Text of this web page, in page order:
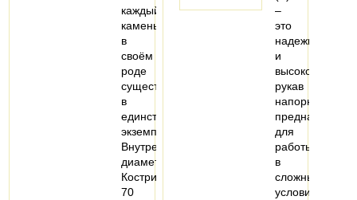
каждый
камень
в
своём
роде
существует
в
единственном
экземпляре.
Внутренний
диаметр
Кострища:
70
–
это
надежный
и
рукав
напорный,
для
работы
в
сложных
условиях,